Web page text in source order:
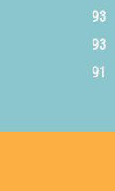
93
93
91